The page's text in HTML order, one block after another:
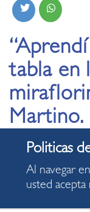
tabla en
Martino.
Plata de
Paddle.
Al navegar
usted acepta